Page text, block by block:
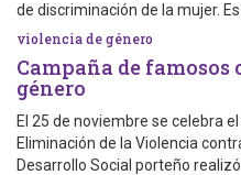
de discriminación de la mujer.
violencia de género
Campaña de
género
El 25 de noviembre se celebra
Eliminación de la Violencia
Desarrollo Social porteño